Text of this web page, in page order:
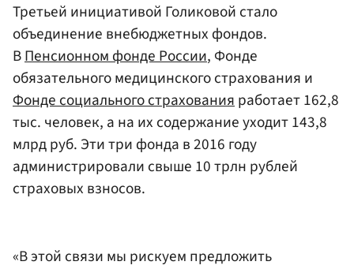
Третьей инициативой Голиковой стало
объединение внебюджетных фондов.
ВПенсионном фонде России, Фонде
обязательного медицинского страхования и
Фонде социального страхованияработает 162,8
тыс. человек, а на их содержание уходит 143,8
млрд руб. Эти три фонда в 2016 году
администрировали свыше 10 трлн рублей
страховых взносов.
«В этой связи мы рискуем предложить